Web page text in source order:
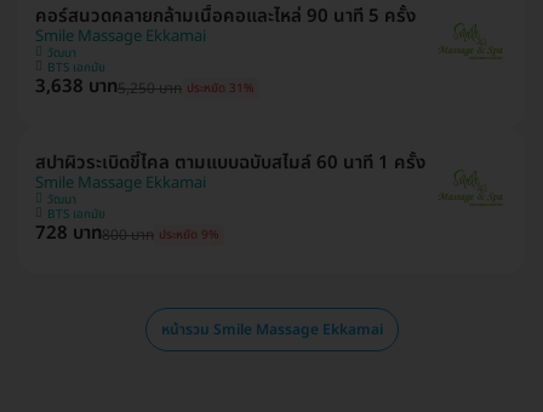
คอร์สนวดคลายกล้ามเนื้อคอและไหล่ 90 นาที 5 ครั้ง
Smile Massage Ekkamai
วัฒนา
BTS เอกมัย
3,638 บาท5,250 บาท ประหยัด 31%
สปาผิวระเบิดขี้ไคล ตามแบบฉบับสไมล์ 60 นาที 1 ครั้ง
Smile Massage Ekkamai
วัฒนา
BTS เอกมัย
728 บาท800 บาท ประหยัด 9%
หน้ารวม Smile Massage Ekkamai